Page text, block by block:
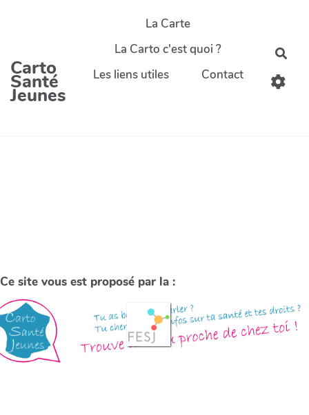
Carto
Santé
Jeunes
La Carte
La Carto c'est quoi ?
Les liens utiles
Contact
Ce site vous est proposé par la :